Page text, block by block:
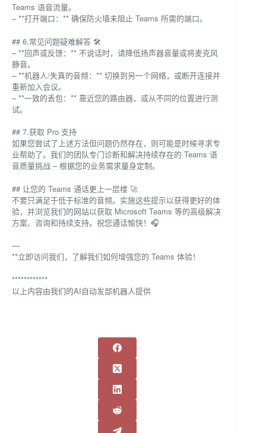
Teams 语音流量。
– **打开端口：** 确保防火墙未阻止 Teams 所需的端口。
## 6.常见问题疑难解答 🛠️
– **回声或反馈：** 不说话时，请降低扬声器音量或将麦克风
静音。
– **机器人/失真的音频：** 切换到另一个网络，或断开连接并
重新加入会议。
– **一致的丢包：** 靠近您的路由器，或从不同的位置进行测
试。
## 7.获取 Pro 支持
如果您尝试了上述方法但问题仍然存在，则可能是时候寻求专
业帮助了。我们的团队专门诊断和解决持续存在的 Teams 语
音质量挑战 – 根据您的业务需求量身定制。
## 让您的 Teams 通话更上一层楼 🚀
不要只满足于低于标准的音频。实施这些提示以获得更好的体
验，并浏览我们的网站以获取 Microsoft Teams 等的高级解决
方案、咨询和持续支持。祝您通话愉快！🎧
—
**立即访问我们，了解我们如何增强您的 Teams 体验！
************
以上内容由我们的AI自动发部机器人提供